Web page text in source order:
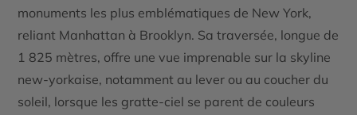
monuments les plus emblématiques de New York,
reliant Manhattan à Brooklyn. Sa traversée, longue de
1 825 mètres, offre une vue imprenable sur la skyline
new-yorkaise, notamment au lever ou au coucher du
soleil, lorsque les gratte-ciel se parent de couleurs